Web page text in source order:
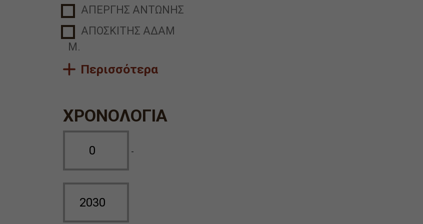
ΑΠΕΡΓΗΣ ΑΝΤΩΝΗΣ
ΑΠΟΣΚΙΤΗΣ ΑΔΑΜ
Μ.
Περισσότερα
ΧΡΟΝΟΛΟΓΙΑ
-